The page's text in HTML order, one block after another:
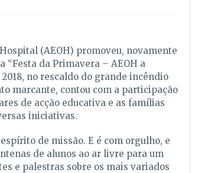
(AEOH) promoveu, novamente
da Primavera – AEOH a
no rescaldo do grande incêndio
marcante, contou com a participação
de acção educativa e as famílias
iniciativas.
de missão. E é com orgulho, e
de alunos ao ar livre para um
e palestras sobre os mais variados